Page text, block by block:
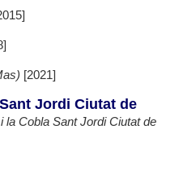
[2021]
Jordi Ciutat de
la Cobla Sant Jordi Ciutat de